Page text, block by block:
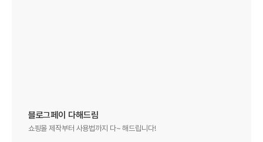
블로그페이 다해드림
쇼핑몰 제작부터 사용법까지 다~ 해드립니다!